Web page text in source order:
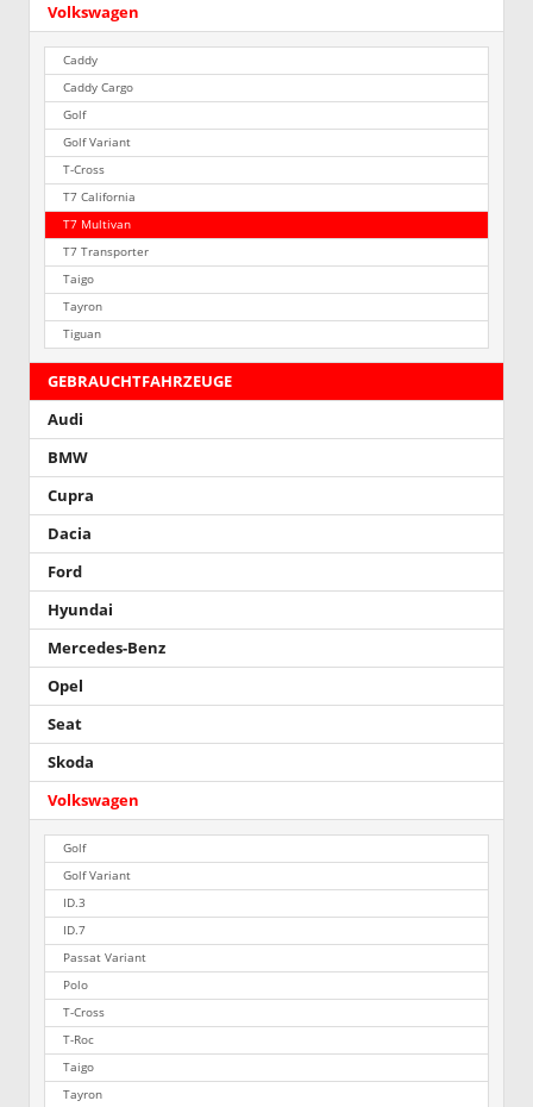
Volkswagen
Caddy
Caddy Cargo
Golf
Golf Variant
T-Cross
T7 California
T7 Multivan
T7 Transporter
Taigo
Tayron
Tiguan
GEBRAUCHTFAHRZEUGE
Audi
BMW
Cupra
Dacia
Ford
Hyundai
Mercedes-Benz
Opel
Seat
Skoda
Volkswagen
Golf
Golf Variant
ID.3
ID.7
Passat Variant
Polo
T-Cross
T-Roc
Taigo
Tayron